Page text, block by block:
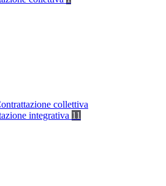
collettiva
integrativa 11